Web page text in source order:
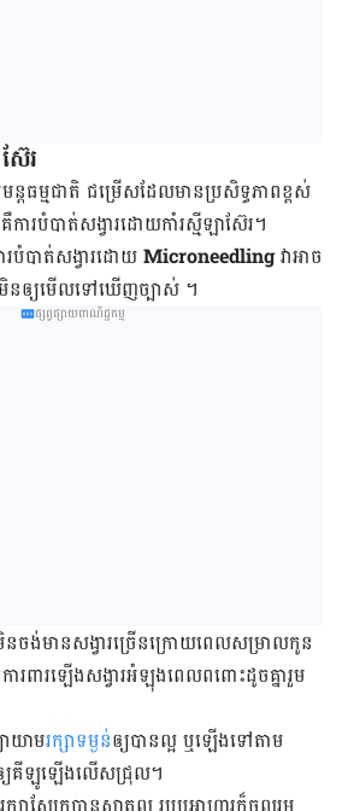
ែរ
ន្ត​ធម្មជាតិ ជម្រើស​ដែល​មាន​ប្រសិទ្ធភាព​ខ្ពស់​
ារ​បំបាត់​សង្វារ​ដោយ​កាំរស្មី​ឡាស៊ែរ។
បំបាត់​សង្វារ​ដោយ​ Microneedlingវា​អាច​
មិន​ឲ្យ​មើល​ទៅ​ឃើញ​ច្បាស់ ។
ផ្សព្វផ្សាយពាណិជ្ជកម្ម
ង់​មាន​សង្វារ​ច្រើន​ក្រោយ​ពេល​សម្រាល​កូន​
ពារ​ឡើង​សង្វារ​អំឡុង​ពេល​ពពោះ​ដូច​គ្នា​រួម​
យាម​រក្សា​ទម្ងន់​ឲ្យ​បានល្អ ឬ​ឡើង​ទៅ​តាម​
ឲ្យ​គីឡូ​ឡើង​លើស​ជ្រុល។